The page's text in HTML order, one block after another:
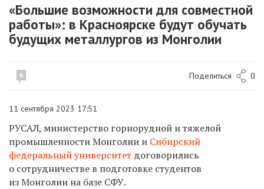
«Большие возможности для совместной
работы»: в Красноярске будут обучать
будущих металлургов из Монголии
6 Поделиться 0
11 сентября 2023 17:51
РУСАЛ, министерство горнорудной и тяжелой
промышленности Монголии и Сибирский
федеральный университет договорились
о сотрудничестве в подготовке студентов
из Монголии на базе СФУ.